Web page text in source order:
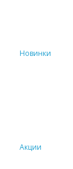
Новинки
Акции